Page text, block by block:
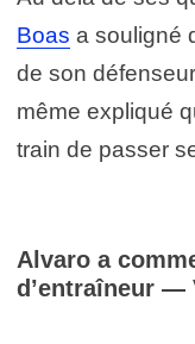
Boas a souligné
de son
même expliqué
train de passer
Alvaro a
d’entraîneur —